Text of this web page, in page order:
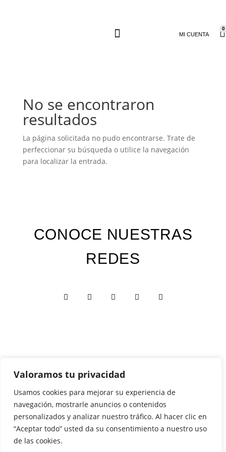
Valoramos tu privacidad
Usamos cookies para mejorar su experiencia de
navegación, mostrarle anuncios o contenidos
personalizados y analizar nuestro tráfico. Al hacer clic en
“Aceptar todo” usted da su consentimiento a nuestro uso
de las cookies.
MI CUENTA
0
No se encontraron
resultados
La página solicitada no pudo encontrarse. Trate de
perfeccionar su búsqueda o utilice la navegación
para localizar la entrada.
CONOCE NUESTRAS
REDES
Custom Edition
Express Edition
Digital Edition